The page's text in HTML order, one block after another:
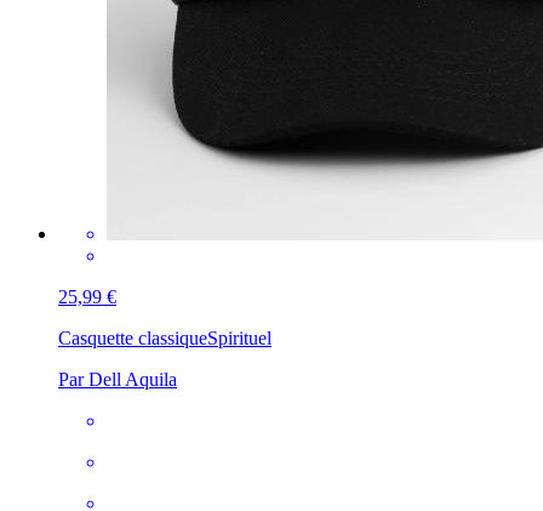
25,99 €
Casquette classiqueSpirituel
Par Dell Aquila